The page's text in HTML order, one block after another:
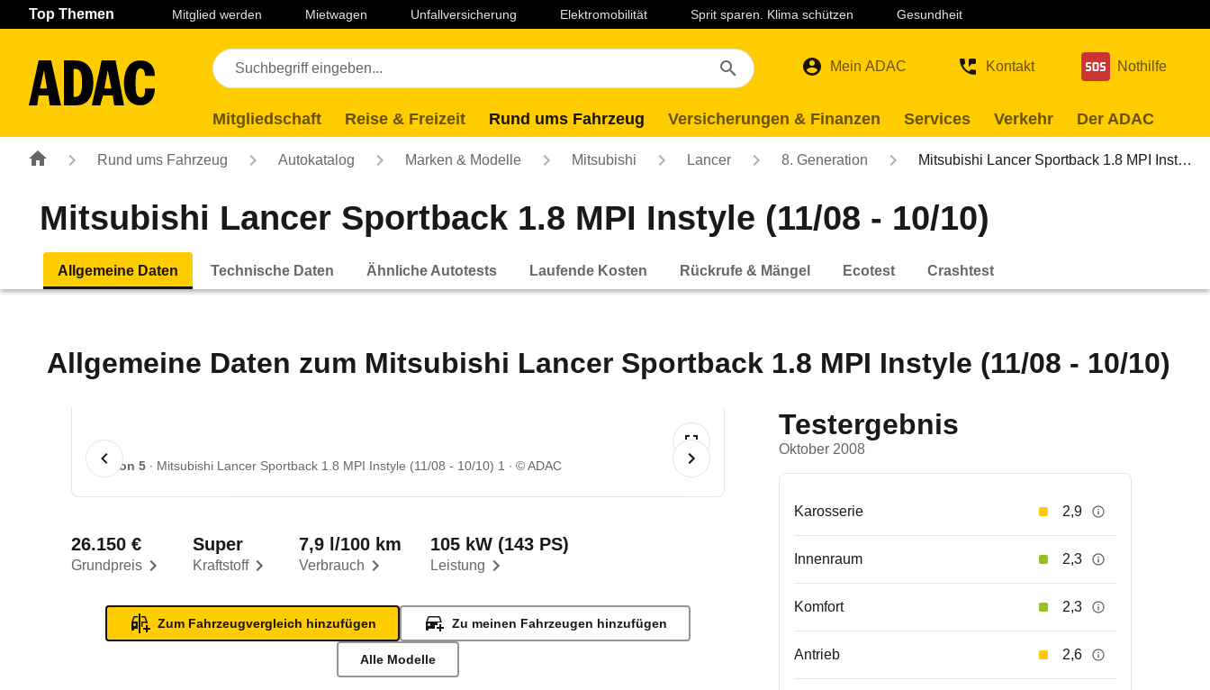
Navigation Seiteninhalt Fußzeile
Top Themen Mitglied werden Mietwagen Unfallversicherung Elektromobilität Sprit sparen. Klima schützen Gesundheit
Mein ADAC Kontakt Nothilfe
Mitgliedschaft Reise & Freizeit Rund ums Fahrzeug Versicherungen & Finanzen Services Verkehr Der ADAC
Rund ums Fahrzeug Autokatalog Marken & Modelle Mitsubishi Lancer 8. Generation Mitsubishi Lancer Sportback 1.8 MPI Inst…
Mitsubishi Lancer Sportback 1.8 MPI Instyle (11/08 - 10/10)
Allgemeine Daten Technische Daten Ähnliche Autotests Laufende Kosten Rückrufe & Mängel Ecotest Crashtest
Allgemeine Daten zum Mitsubishi Lancer Sportback 1.8 MPI Instyle (11/08 - 10/10)
1 von 5 Mitsubishi Lancer Sportback 1.8 MPI Instyle (11/08 - 10/10) 1 © ADAC
Grundpreis
26.150 €
Kraftstoff
Super
Verbrauch
7,9 l/100 km
Leistung
105 kW (143 PS)
Zum Fahrzeugvergleich hinzufügen Zu meinen Fahrzeugen hinzufügen
Alle Modelle
Testergebnis
Oktober 2008
Karosserie 2,9
Innenraum 2,3
Komfort 2,3
Antrieb 2,6